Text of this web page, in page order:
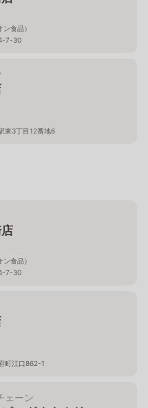
食品）
7-30
東3丁目12番地6
食品）
7-30
町江口862-1
ェーン